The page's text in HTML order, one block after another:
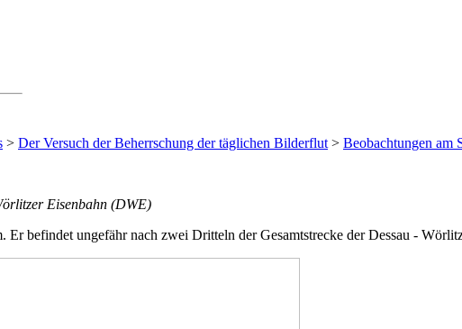
> Der Versuch der Beherrschung der täglichen Bilderflut > Beobachtungen am
Eisenbahn (DWE)
befindet ungefähr nach zwei Dritteln der Gesamtstrecke der Dessau -